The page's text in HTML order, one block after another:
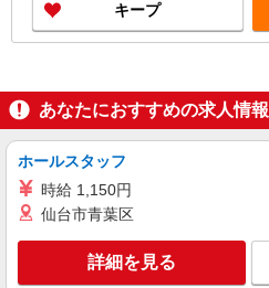
キープ
あなたにおすすめの求人情報
ホールスタッフ
時給 1,150円
仙台市青葉区
詳細を見る